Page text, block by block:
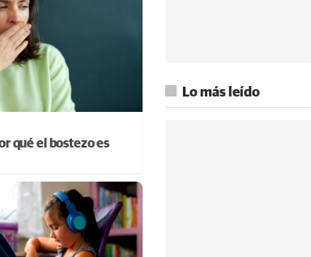
qué el bostezo es
Lo más leído